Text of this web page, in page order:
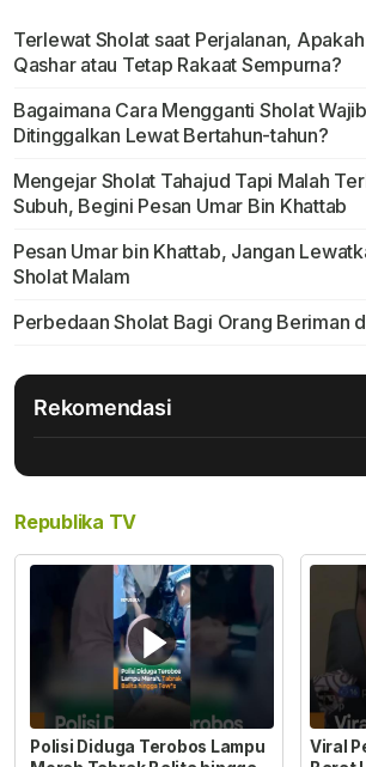
Terlewat Sholat saat Perjalanan,
Qashar atau Tetap Rakaat Sempurna?
Bagaimana Cara Mengganti Sholat
Ditinggalkan Lewat Bertahun-tahun?
Mengejar Sholat Tahajud Tapi Malah
Subuh, Begini Pesan Umar Bin Khattab
Pesan Umar bin Khattab, Jangan
Sholat Malam
Perbedaan Sholat Bagi Orang Beriman
Rekomendasi
Republika TV
Polisi Diduga Terobos Lampu
Viral